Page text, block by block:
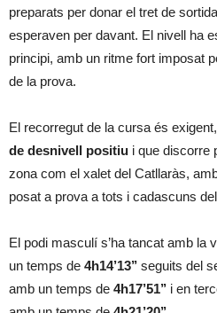
preparats per donar el tret de
esperaven per davant. El nivell ha
principi, amb un ritme fort imposat
de la prova.
El recorregut de la cursa és
de desnivell positiu i que discorre
zona com el xalet del Catllaràs,
posat a prova a tots i cadascuns
El podi masculí s’ha tancat amb la
un temps de 4h14’13’’ seguits del
amb un temps de 4h17’51’’ i en